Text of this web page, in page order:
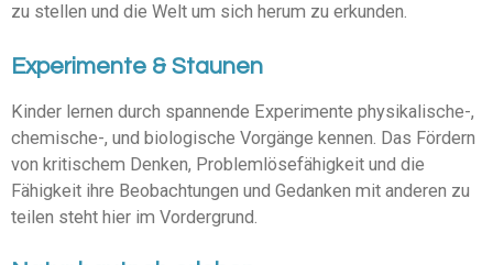
zu stellen und die Welt um sich herum zu erkunden.
Experimente & Staunen
Kinder lernen durch spannende Experimente physikalische-,
chemische-, und biologische Vorgänge kennen. Das Fördern
von kritischem Denken, Problemlösefähigkeit und die
Fähigkeit ihre Beobachtungen und Gedanken mit anderen zu
teilen steht hier im Vordergrund.